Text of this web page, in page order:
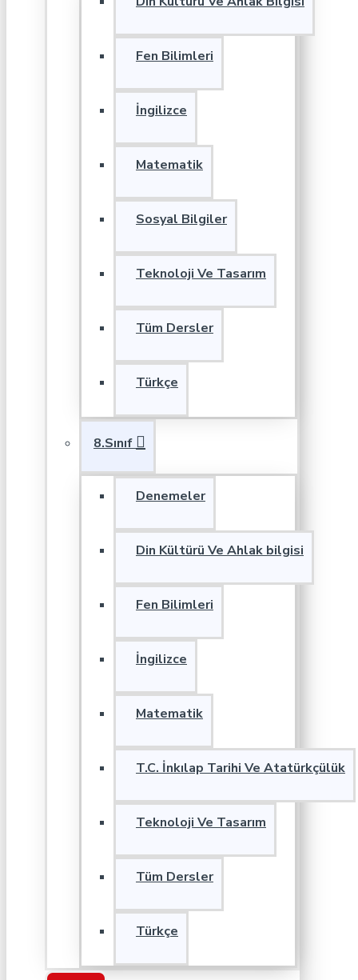
Fen Bilimleri
İngilizce
Matematik
Sosyal Bilgiler
Teknoloji Ve Tasarım
Tüm Dersler
Türkçe
8.Sınıf
Denemeler
Din Kültürü Ve Ahlak bilgisi
Fen Bilimleri
İngilizce
Matematik
T.C. İnkılap Tarihi Ve Atatürkçülük
Teknoloji Ve Tasarım
Tüm Dersler
Türkçe